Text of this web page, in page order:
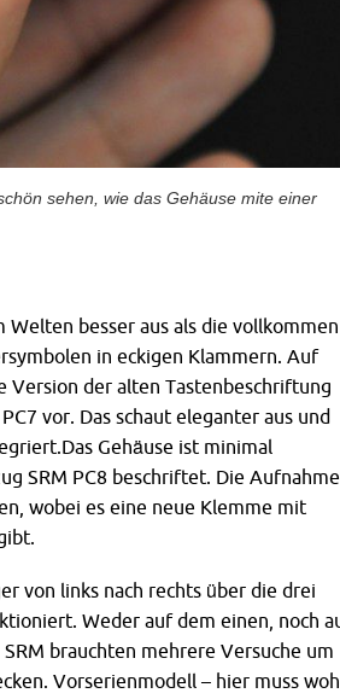
sehen, wie das Gehäuse mite einer
besser aus als die vollkommen
in eckigen Klammern. Auf
der alten Tastenbeschriftung
vor. Das schaut eleganter aus und
Gehäuse ist minimal
SRM PC8 beschriftet. Die Aufnahme
wobei es eine neue Klemme mit
von links nach rechts über die drei
Weder auf dem einen, noch
brauchten mehrere Versuche um
Vorserienmodell – hier muss